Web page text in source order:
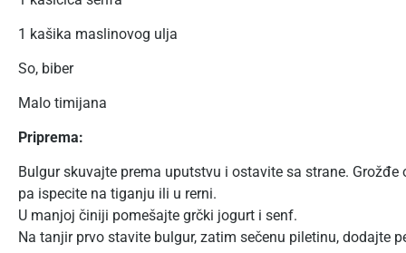
1 kašika maslinovog ulja
So, biber
Malo timijana
Priprema:
Bulgur skuvajte prema uputstvu i ostavite sa strane.
pa ispecite na tiganju ili u rerni.
U manjoj činiji pomešajte grčki jogurt i senf.
Na tanjir prvo stavite bulgur, zatim sečenu piletinu, dodajte